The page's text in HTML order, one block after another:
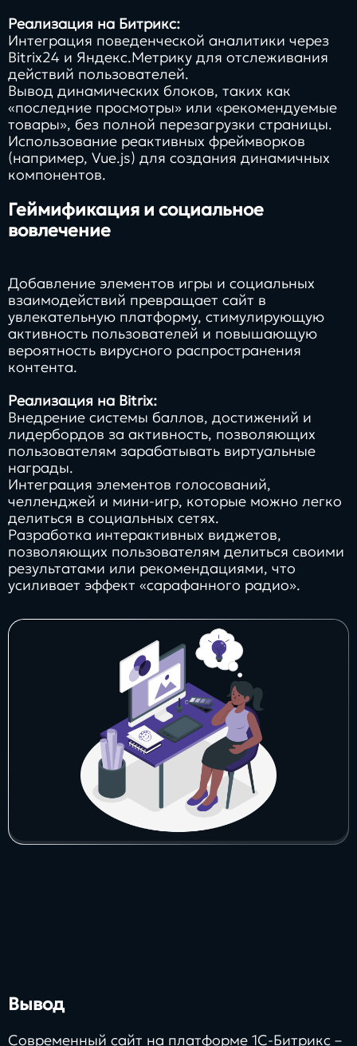
Реализация на Битрикс:
Интеграция поведенческой аналитики через
Bitrix24 и Яндекс.Метрику для отслеживания
действий пользователей.
Вывод динамических блоков, таких как
«последние просмотры» или «рекомендуемые
товары», без полной перезагрузки страницы.
Использование реактивных фреймворков
(например, Vue.js) для создания динамичных
компонентов.
Геймификация и социальное
вовлечение
Добавление элементов игры и социальных
взаимодействий превращает сайт в
увлекательную платформу, стимулирующую
активность пользователей и повышающую
вероятность вирусного распространения
контента.
Реализация на Bitrix:
Внедрение системы баллов, достижений и
лидербордов за активность, позволяющих
пользователям зарабатывать виртуальные
награды.
Интеграция элементов голосований,
челленджей и мини-игр, которые можно легко
делиться в социальных сетях.
Разработка интерактивных виджетов,
позволяющих пользователям делиться своими
результатами или рекомендациями, что
усиливает эффект «сарафанного радио».
Вывод
Современный сайт на платформе 1С-Битрикс –